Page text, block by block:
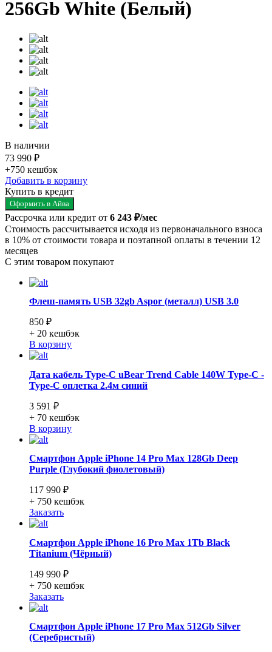
256Gb White (Белый)
В наличии
73 990 ₽
+750 кешбэк
Добавить в корзину
Купить в кредит
Оформить в Айва
Рассрочка или кредит от 6 243 ₽/мес
Стоимость рассчитывается исходя из первоначального взноса
в 10% от стоимости товара и поэтапной оплаты в течении 12
месяцев
С этим товаром покупают
Флеш-память USB 32gb Aspor (металл) USB 3.0
850 ₽
+ 20 кешбэк
В корзину
Дата кабель Type-C uBear Trend Cable 140W Type-C -
Type-C оплетка 2.4м синий
3 591 ₽
+ 70 кешбэк
В корзину
Смартфон Apple iPhone 14 Pro Max 128Gb Deep
Purple (Глубокий фиолетовый)
117 990 ₽
+ 750 кешбэк
Заказать
Смартфон Apple iPhone 16 Pro Max 1Tb Black
Titanium (Чёрный)
149 990 ₽
+ 750 кешбэк
Заказать
Смартфон Apple iPhone 17 Pro Max 512Gb Silver
(Серебристый)